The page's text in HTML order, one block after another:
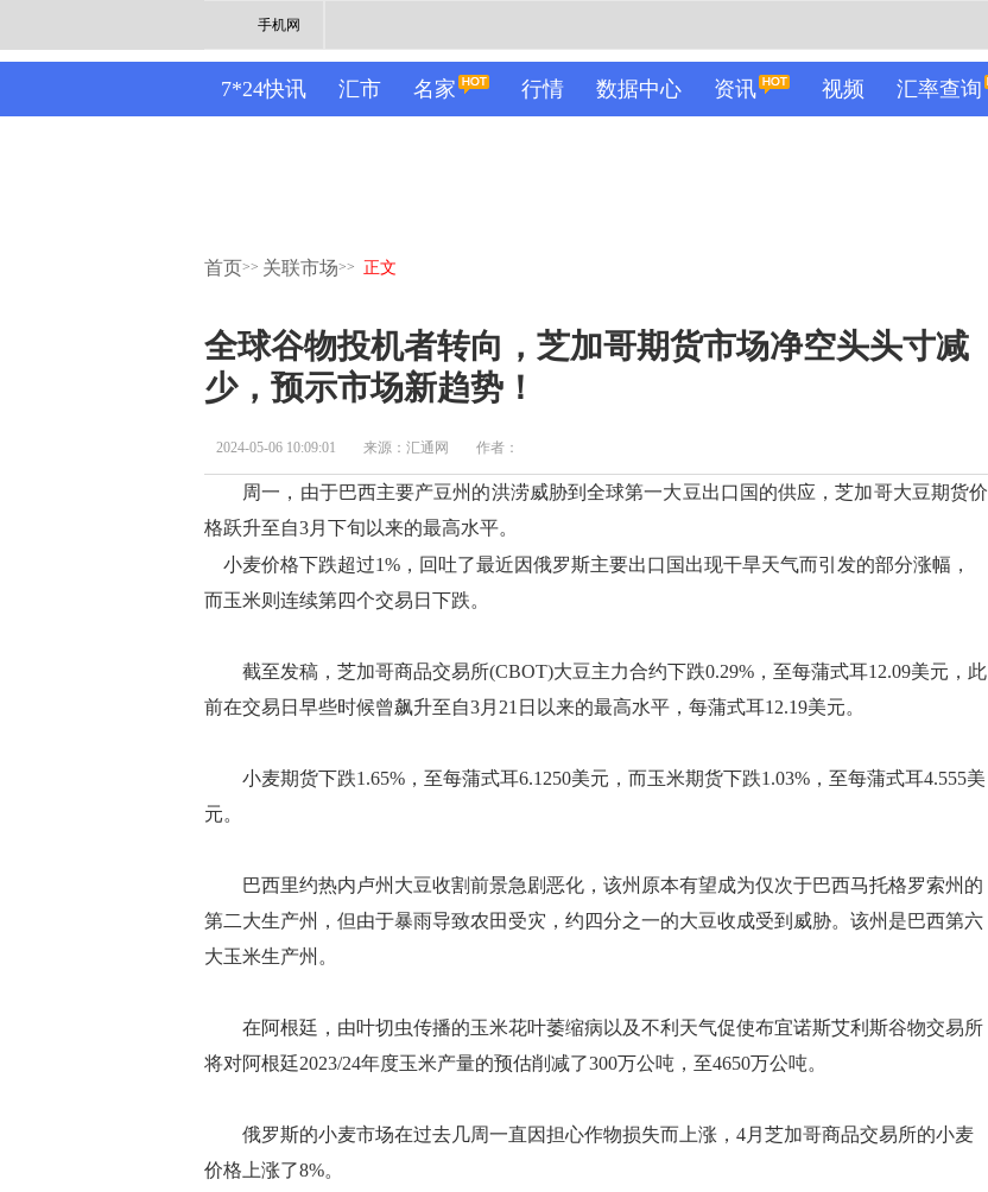
手机网
7*24快讯 汇市 名家 行情 数据中心 资讯 视频 汇率查询
首页>> 关联市场>> 正文
全球谷物投机者转向，芝加哥期货市场净空头头寸减
少，预示市场新趋势！
2024-05-06 10:09:01 来源：汇通网 作者：
周一，由于巴西主要产豆州的洪涝威胁到全球第一大豆出口国的供应，芝加哥大豆期货价
格跃升至自3月下旬以来的最高水平。
小麦价格下跌超过1%，回吐了最近因俄罗斯主要出口国出现干旱天气而引发的部分涨幅，
而玉米则连续第四个交易日下跌。
截至发稿，芝加哥商品交易所(CBOT)大豆主力合约下跌0.29%，至每蒲式耳12.09美元，此
前在交易日早些时候曾飙升至自3月21日以来的最高水平，每蒲式耳12.19美元。
小麦期货下跌1.65%，至每蒲式耳6.1250美元，而玉米期货下跌1.03%，至每蒲式耳4.555美
元。
巴西里约热内卢州大豆收割前景急剧恶化，该州原本有望成为仅次于巴西马托格罗索州的
第二大生产州，但由于暴雨导致农田受灾，约四分之一的大豆收成受到威胁。该州是巴西第六
大玉米生产州。
在阿根廷，由叶切虫传播的玉米花叶萎缩病以及不利天气促使布宜诺斯艾利斯谷物交易所
将对阿根廷2023/24年度玉米产量的预估削减了300万公吨，至4650万公吨。
俄罗斯的小麦市场在过去几周一直因担心作物损失而上涨，4月芝加哥商品交易所的小麦
价格上涨了8%。